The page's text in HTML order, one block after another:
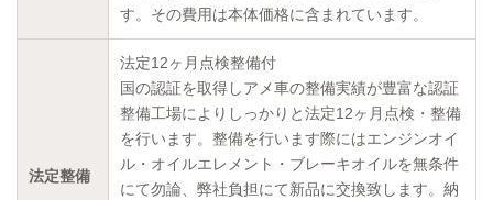
す。その費用は本体価格に含まれています。
法定整備
法定12ヶ月点検整備付
国の認証を取得しアメ車の整備実績が豊富な認証
整備工場によりしっかりと法定12ヶ月点検・整備
を行います。整備を行います際にはエンジンオイ
ル・オイルエレメント・ブレーキオイルを無条件
にて勿論、弊社負担にて新品に交換致します。納